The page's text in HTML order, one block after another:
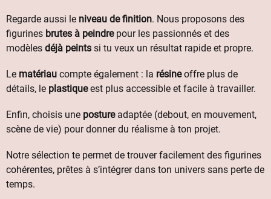
Regarde aussi le niveau de finition. Nous proposons des
figurines brutes à peindrepour les passionnés et des
modèles déjà peints si tu veux un résultat rapide et propre.
Le matériau compte également : la résineoffre plus de
détails, le plastiqueest plus accessible et facile à travailler.
Enfin, choisis une postureadaptée (debout, en mouvement,
scène de vie) pour donner du réalisme à ton projet.
Notre sélection te permet de trouver facilement des figurines
cohérentes, prêtes à s’intégrer dans ton univers sans perte de
temps.